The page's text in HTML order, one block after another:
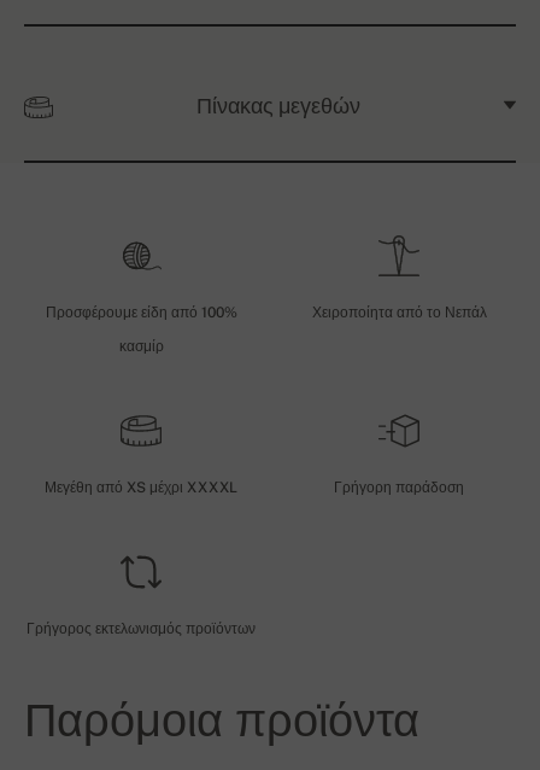
Πίνακας μεγεθών
Προσφέρουμε είδη από 100%
κασμίρ
Χειροποίητα από το Νεπάλ
Μεγέθη από XS μέχρι XXXXL Γρήγορη παράδοση
Γρήγορος εκτελωνισμός προϊόντων
Παρόμοια προϊόντα